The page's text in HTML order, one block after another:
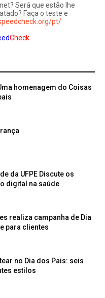
Será que estão lhe
Faça o teste e
pt/
Check
homenagem do Coisas
da UFPE Discute os
realiza campanha de Dia
para clientes
no Dia dos Pais: seis
estilos